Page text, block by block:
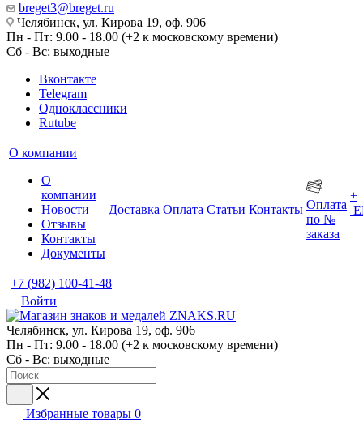
breget3@breget.ru
Челябинск, ул. Кирова 19, оф. 906
Пн - Пт: 9.00 - 18.00 (+2 к московскому времени)
Сб - Вс: выходные
Вконтакте
Telegram
Одноклассники
Rutube
О компании
О
компании
Новости
Отзывы
Контакты
Документы
Доставка Оплата Статьи Контакты Оплата
по №
заказа
+
+7 (982) 100-41-48
Войти
Челябинск, ул. Кирова 19, оф. 906
Пн - Пт: 9.00 - 18.00 (+2 к московскому времени)
Сб - Вс: выходные
Избранные товары 0